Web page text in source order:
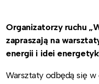
Organizatorzy ruchu
zapraszają na
energii i idei
Warsztaty odbędą się